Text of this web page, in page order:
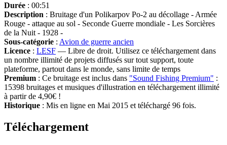
Durée : 00:51
Description : Bruitage d'un Polikarpov Po-2 au décollage - Armée
Rouge - attaque au sol - Seconde Guerre mondiale - Les Sorcières
de la Nuit - 1928 -
Sous-catégorie : Avion de guerre ancien
Licence : LESF — Libre de droit. Utilisez ce téléchargement dans
un nombre illimité de projets diffusés sur tout support, toute
plateforme, partout dans le monde, sans limite de temps
Premium : Ce bruitage est inclus dans "Sound Fishing Premium" :
15398 bruitages et musiques d'illustration en téléchargement illimité
à partir de 4,90€ !
Historique : Mis en ligne en Mai 2015 et téléchargé 96 fois.
Téléchargement